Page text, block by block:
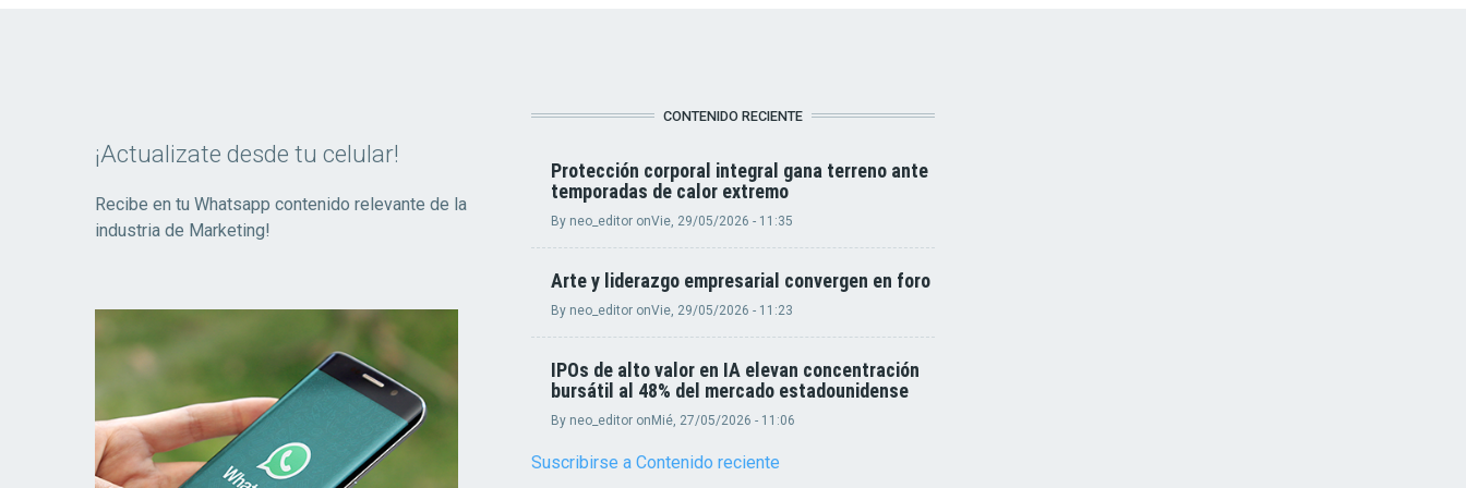
¡Actualizate desde tu celular!
Recibe en tu Whatsapp contenido relevante de la
industria de Marketing!
CONTENIDO RECIENTE
Protección corporal integral gana terreno ante
temporadas de calor extremo
By neo_editoronVie, 29/05/2026 - 11:35
Arte y liderazgo empresarial convergen en foro
By neo_editoronVie, 29/05/2026 - 11:23
IPOs de alto valor en IA elevan concentración
bursátil al 48% del mercado estadounidense
By neo_editoronMié, 27/05/2026 - 11:06
Suscribirse a Contenido reciente